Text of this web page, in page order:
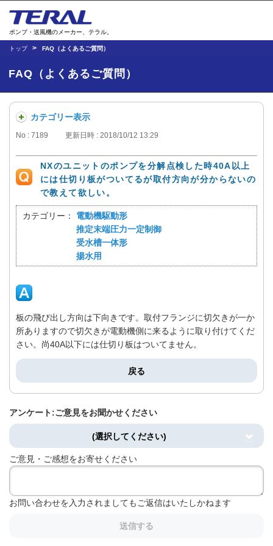
ポンプ・送風機のメーカー、テラル。
トップ FAQ（よくあるご質問）
FAQ（よくあるご質問）
カテゴリー表示
No : 7189 更新日時 : 2018/10/12 13:29
NXのユニットのポンプを分解点検した時40A以上
には仕切り板がついてるが取付方向が分からないの
で教えて欲しい。
カテゴリー：
電動機駆動形
推定末端圧力一定制御
受水槽一体形
揚水用
板の飛び出し方向は下向きです。取付フランジに切欠きが一か
所ありますので切欠きが電動機側に来るように取り付けてくだ
さい。尚40A以下には仕切り板はついてません。
戻る
アンケート:ご意見をお聞かせください
(選択してください)
ご意見・ご感想をお寄せください
お問い合わせを入力されましてもご返信はいたしかねます
送信する